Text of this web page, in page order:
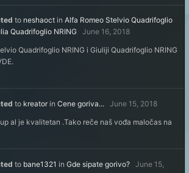
to neshaoct in Alfa Romeo Stelvio Quadrifoglio
Quadrifoglio NRING June 16, 2018
Quadrifoglio NRING i Giuliji Quadrifoglio NRING
to kreatorin Cene goriva... June 15, 2018
al je kvalitetan .Tako reče naš vođa maločas na
to bane1321 in Gde sipate gorivo? June 15,